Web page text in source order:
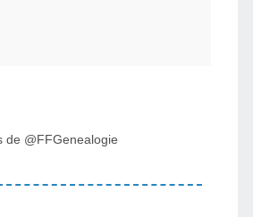
de @FFGenealogie